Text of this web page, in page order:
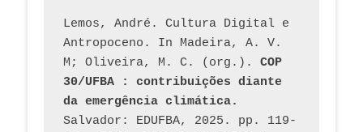
Lemos, André. Cultura Digital e
Antropoceno. In Madeira, A. V.
M; Oliveira, M. C. (org.). COP
30/UFBA : contribuições diante
da emergência climática.
Salvador: EDUFBA, 2025. pp. 119-